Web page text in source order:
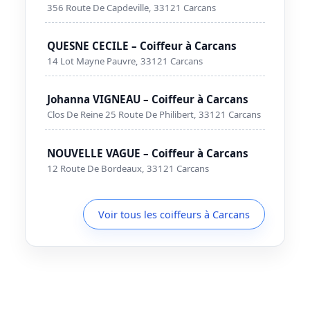
356 Route De Capdeville, 33121 Carcans
QUESNE CECILE – Coiffeur à Carcans
14 Lot Mayne Pauvre, 33121 Carcans
Johanna VIGNEAU – Coiffeur à Carcans
Clos De Reine 25 Route De Philibert, 33121 Carcans
NOUVELLE VAGUE – Coiffeur à Carcans
12 Route De Bordeaux, 33121 Carcans
Voir tous les coiffeurs à Carcans